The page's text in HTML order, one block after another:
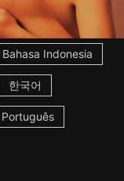
Bahasa Indonesia
한국어
Português